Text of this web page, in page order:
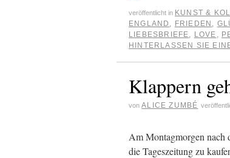
veröffentlicht in KUNST &
ENGLAND , FRIEDEN ,
LIEBESBRIEFE, LOVE ,
HINTERLASSEN SIE
Klappern
von ALICE ZUMBÉ
Am Montagmorgen nach
die Tageszeitung zu